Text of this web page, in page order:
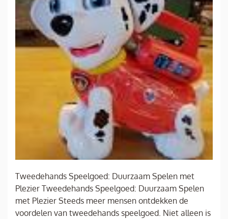
Tweedehands Speelgoed: Duurzaam Spelen met
Plezier Tweedehands Speelgoed: Duurzaam Spelen
met Plezier Steeds meer mensen ontdekken de
voordelen van tweedehands speelgoed. Niet alleen is